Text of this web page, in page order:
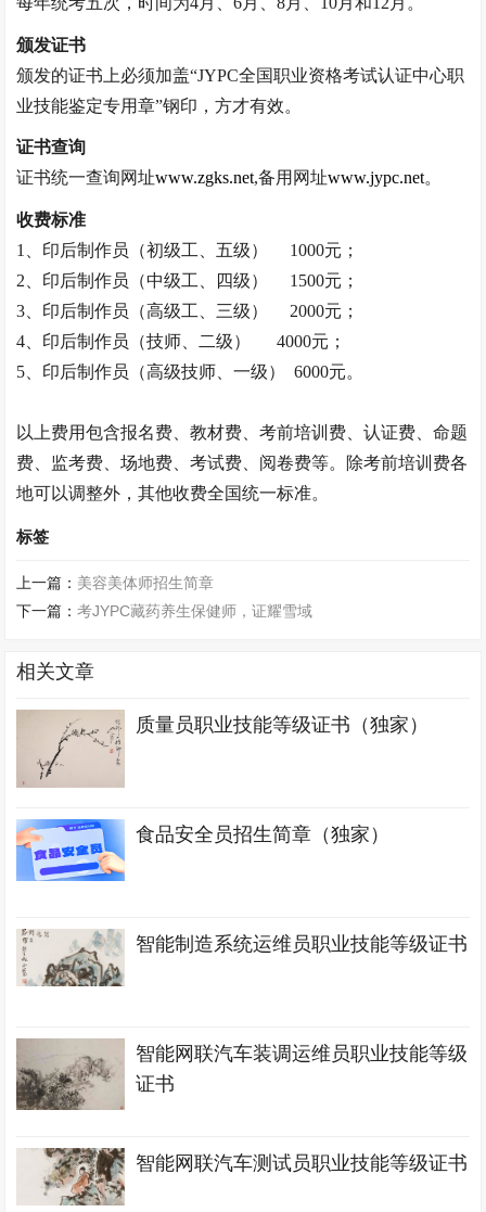
颁发证书
颁发的证书上必须加盖“JYPC全国职业资格考试认证中心职
业技能鉴定专用章”钢印，方才有效。
证书查询
证书统一查询网址www.zgks.net,备用网址www.jypc.net。
收费标准
1、 印后制作员 （初级工、五级）
1000元；
2、 印后制作员 （中级工、四级）
1500元；
3、 印后制作员 （高级工、三级）
2000元；
4、 印后制作员 （技师、二级）
4000元；
5、 印后制作员 （高级技师、一级） 6000元。
以上费用包含报名费、教材费、考前培训费、认证费、命题
费、监考费、场地费、考试费、阅卷费等。除考前培训费各
地可以调整外，其他收费全国统一标准。
标签
上一篇： 美容美体师招生简章
下一篇：考JYPC藏药养生保健师，证耀雪域
相关文章
质量员职业技能等级证书（独家）
食品安全员招生简章（独家）
智能制造系统运维员职业技能等级证书
智能网联汽车装调运维员职业技能等级
证书
智能网联汽车测试员职业技能等级证书